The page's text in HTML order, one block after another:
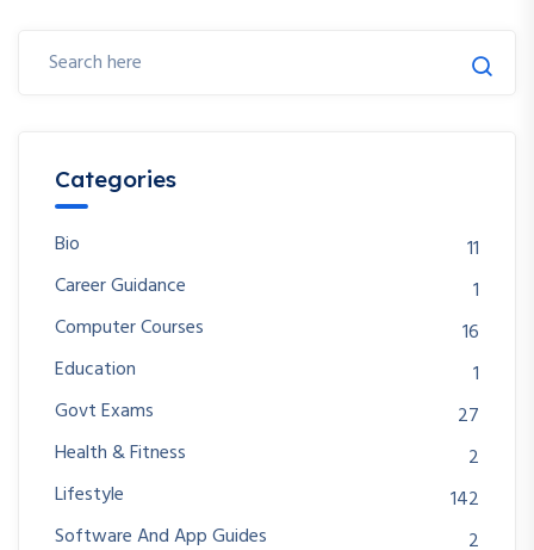
Categories
Bio
11
Career Guidance
1
Computer Courses
16
Education
1
Govt Exams
27
Health & Fitness
2
Lifestyle
142
Software And App Guides
2